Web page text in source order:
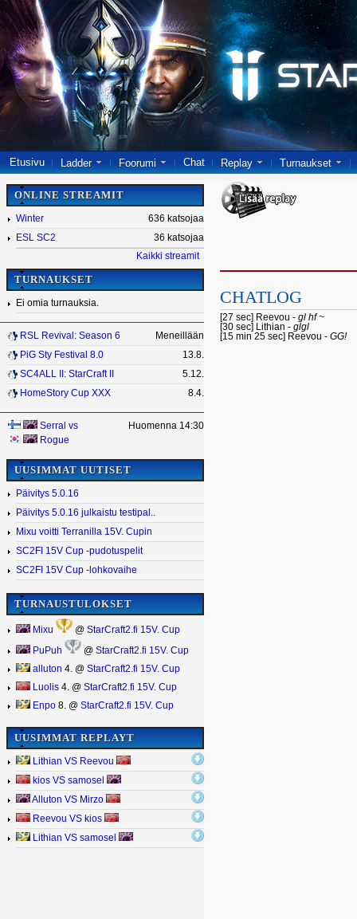
Etusivu Ladder Foorumi Chat Replay Turnaukset
ONLINE STREAMIT
Winter
636 katsojaa
ESL SC2
36 katsojaa
Kaikki streamit
TURNAUKSET
Ei omia turnauksia.
RSL Revival: Season 6
Meneillään
PiG Sty Festival 8.0
13.8.
SC4ALL II: StarCraft II
5.12.
HomeStory Cup XXX
8.4.
Serral vs
Rogue
Huomenna 14:30
UUSIMMAT UUTISET
Päivitys 5.0.16
Päivitys 5.0.16 julkaistu testipal..
Mixu voitti Terranilla 15V. Cupin
SC2FI 15V Cup -pudotuspelit
SC2FI 15V Cup -lohkovaihe
TURNAUSTULOKSET
Mixu @ StarCraft2.fi 15V. Cup
PuPuh @ StarCraft2.fi 15V. Cup
alluton 4. @ StarCraft2.fi 15V. Cup
Luolis 4. @ StarCraft2.fi 15V. Cup
Enpo 8. @ StarCraft2.fi 15V. Cup
UUSIMMAT REPLAYT
Lithian VS Reevou
kios VS samosel
Alluton VS Mirzo
Reevou VS kios
Lithian VS samosel
CHATLOG
[27 sec] Reevou - gl hf ~
[30 sec] Lithian - glgl
[15 min 25 sec] Reevou - GG!